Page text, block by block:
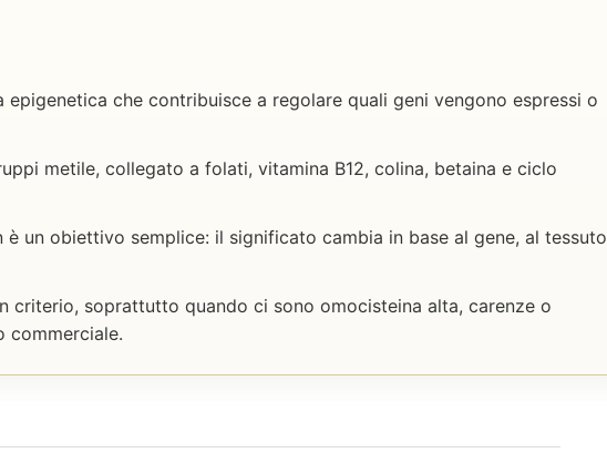
che contribuisce a regolare quali geni vengono espressi o
metile, collegato a folati, vitamina B12, colina, betaina e ciclo
un obiettivo semplice: il significato cambia in base al gene, al tessuto
criterio, soprattutto quando ci sono omocisteina alta, carenze o
commerciale.